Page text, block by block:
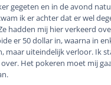
gegeten en in de avond
ik er achter dat er wel
hadden mij hier verkeerd
er 50 dollar in, waarna in
maar uiteindelijk verloor. Ik
Het pokeren moet mij